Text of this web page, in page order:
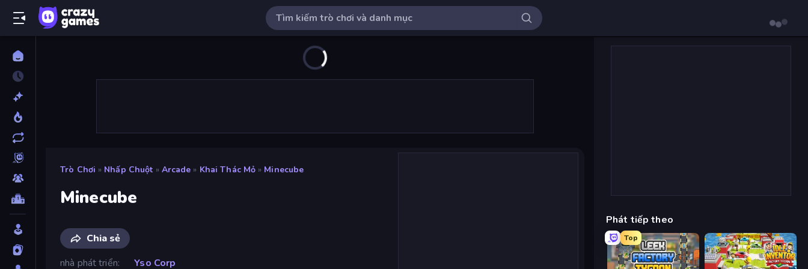
Trò Chơi » Nhấp Chuột » Arcade » Khai Thác Mỏ » Minecube
Minecube
Chia sẻ
nhà phát triển
Yso Corp
Phát tiếp theo
Top